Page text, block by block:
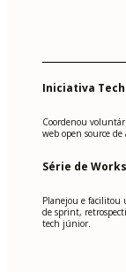
Iniciativa
Coordenou
web open source
Série de
Planejou e facilitou
de sprint,
tech júnior.